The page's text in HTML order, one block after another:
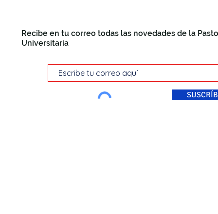
Recibe en tu correo todas las novedades de la
Universitaria